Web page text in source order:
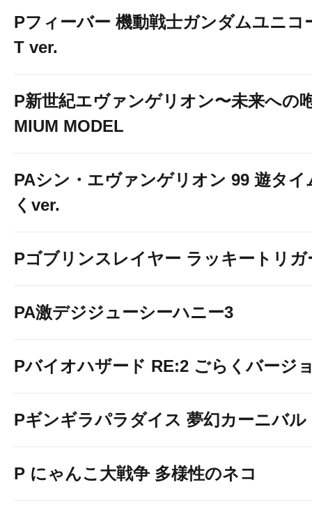
Pフィーバー 機動戦士ガンダムユニコ
T ver.
P新世紀エヴァンゲリオン〜未来への
MIUM MODEL
PAシン・エヴァンゲリオン 99 遊タイ
くver.
Pゴブリンスレイヤー ラッキートリガ
PA激デジジューシーハニー3
Pバイオハザード RE:2 ごらくバージ
Pギンギラパラダイス 夢幻カーニバル
P にゃんこ大戦争 多様性のネコ